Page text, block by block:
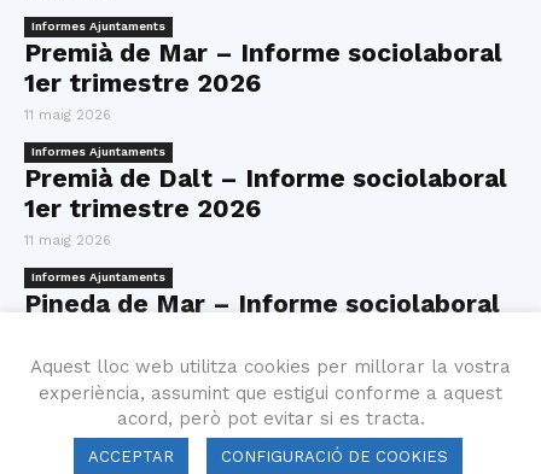
Informes Ajuntaments
Premià de Mar – Informe sociolaboral
1er trimestre 2026
11 maig 2026
Informes Ajuntaments
Premià de Dalt – Informe sociolaboral
1er trimestre 2026
11 maig 2026
Informes Ajuntaments
Pineda de Mar – Informe sociolaboral
11 maig 2026
Informes Ajuntaments
Pineda de Mar – Informe sociolaboral
1er trimestre 2026
Aquest lloc web utilitza cookies per millorar la vostra
experiència, assumint que estigui conforme a aquest
acord, però pot evitar si es tracta.
ACCEPTAR CONFIGURACIÓ DE COOKIES